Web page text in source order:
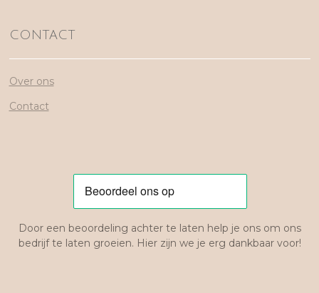
CONTACT
Over ons
Contact
Door een beoordeling achter te laten help je ons om ons
bedrijf te laten groeien. Hier zijn we je erg dankbaar voor!